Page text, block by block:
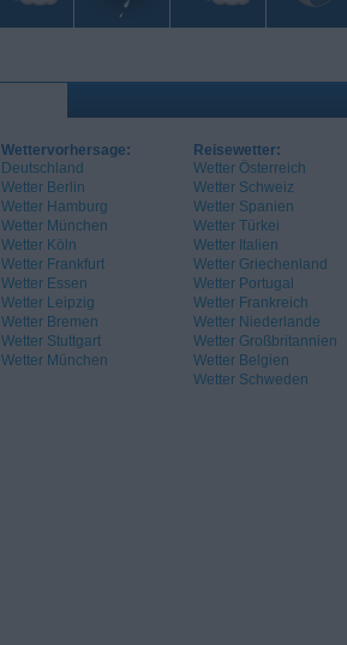
Wettervorhersage:
Deutschland
Wetter Berlin
Wetter Hamburg
Wetter München
Wetter Köln
Wetter Frankfurt
Wetter Essen
Wetter Leipzig
Wetter Bremen
Wetter Stuttgart
Wetter München
Reisewetter:
Wetter Österreich
Wetter Schweiz
Wetter Spanien
Wetter Türkei
Wetter Italien
Wetter Griechenland
Wetter Portugal
Wetter Frankreich
Wetter Niederlande
Wetter Großbritannien
Wetter Belgien
Wetter Schweden